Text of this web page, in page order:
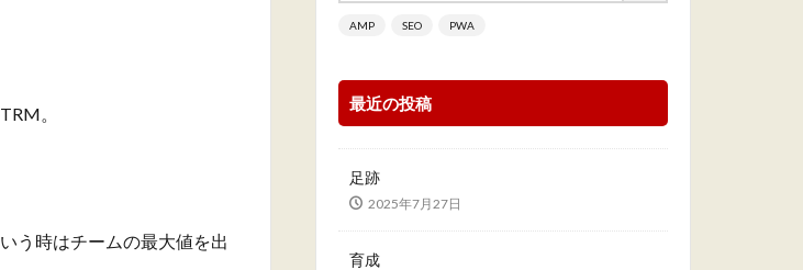
。
う時はチームの最大値を出
AMP SEO PWA
最近の投稿
足跡
2025年7月27日
育成